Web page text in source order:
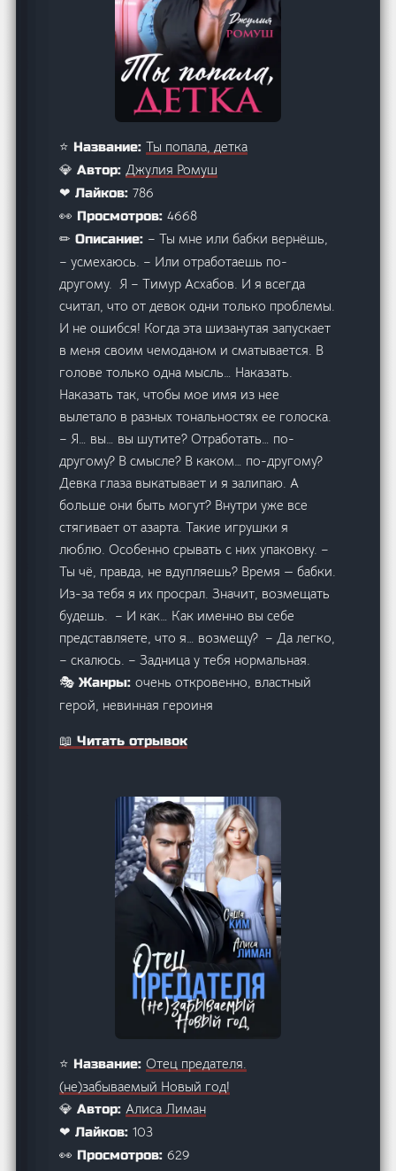
⭐ Название:Ты попала, детка
💎 Автор:Джулия Ромуш
❤ Лайков:786
👀 Просмотров:4668
✏ Описание: – Ты мне или бабки вернёшь,
– усмехаюсь. – Или отработаешь по-
другому. Я – Тимур Асхабов. И я всегда
считал, что от девок одни только проблемы.
И не ошибся! Когда эта шизанутая запускает
в меня своим чемоданом и сматывается. В
голове только одна мысль… Наказать.
Наказать так, чтобы мое имя из нее
вылетало в разных тональностях ее голоска.
– Я… вы… вы шутите? Отработать… по-
другому? В смысле? В каком… по-другому?
Девка глаза выкатывает и я залипаю. А
больше они быть могут? Внутри уже все
стягивает от азарта. Такие игрушки я
люблю. Особенно срывать с них упаковку. –
Ты чё, правда, не вдупляешь? Время — бабки.
Из-за тебя я их просрал. Значит, возмещать
будешь. – И как… Как именно вы себе
представляете, что я… возмещу? – Да легко,
– скалюсь. – Задница у тебя нормальная.
🎭 Жанры:очень откровенно, властный
герой, невинная героиня
📖 Читать отрывок
⭐ Название:Отец предателя.
(не)забываемый Новый год!
💎 Автор: Алиса Лиман
❤ Лайков:103
👀 Просмотров:629